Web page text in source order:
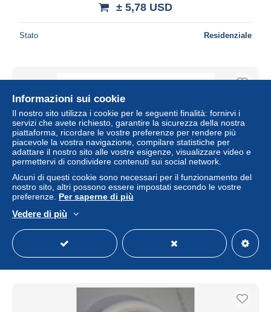
± 5,78 USD
Stato Residenziale
Residenziale
Informazioni sui cookie
Il nostro sito utilizza i cookie per le seguenti finalità: fornirvi i
servizi che avete richiesto, garantire la sicurezza della nostra
piattaforma, ricordare le vostre preferenze per rendere più
piacevole la vostra navigazione, compilare statistiche per
adattare il nostro sito alle vostre esigenze, visualizzare video e
permettervi di condividere contenuti sui social network.
Alcuni di questi cookie sono necessari per il funzionamento del
nostro sito, altri possono essere impostati secondo le vostre
preferenze. Per saperne di più
Vedere di più